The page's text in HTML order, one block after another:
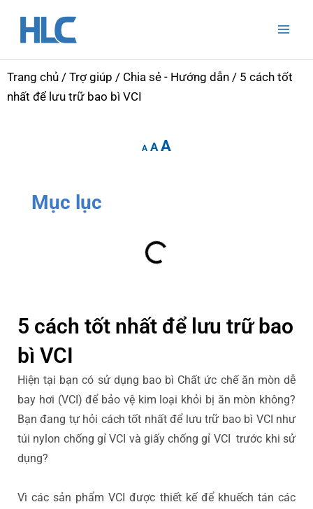
Trang chủ / Trợ giúp / Chia sẻ - Hướng dẫn / 5 cách tốt
nhất để lưu trữ bao bì VCI
Afont
Afont
Afont
Mục lục
5 cách tốt nhất để lưu trữ bao
bì VCI
Hiện tại bạn có sử dụng bao bì Chất ức chế ăn mòn dễ
bay hơi (VCI) để bảo vệ kim loại khỏi bị ăn mòn không?
Bạn đang tự hỏi cách tốt nhất để lưu trữ bao bì VCI như
túi nylon chống gỉ VCI và giấy chống gỉ VCI trước khi sử
dụng?
Vì các sản phẩm VCI được thiết kế để khuếch tán các